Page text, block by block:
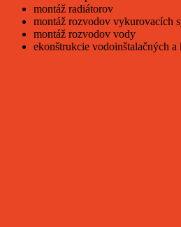
montáž radiátorov
montáž rozvodov vykurovacích
montáž rozvodov vody
ekonštrukcie vodoinštalačných a